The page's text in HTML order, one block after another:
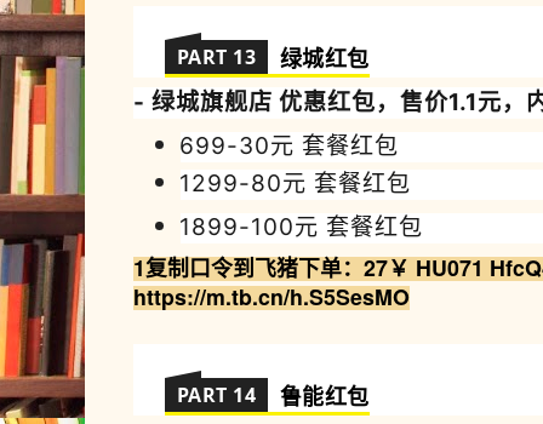
PART 13 绿城红包
- 绿城旗舰店 优惠红包，售价1.1元，
699-30元 套餐红包
1299-80元 套餐红包
1899-100元 套餐红包
1复制口令到飞猪下单：27￥ HU071
https://m.tb.cn/h.S5SesMO
PART 14 鲁能红包